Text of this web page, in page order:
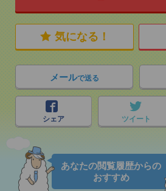
気になる！
メールで送る
シェア ツイート
あなたの閲覧履歴からの
おすすめ